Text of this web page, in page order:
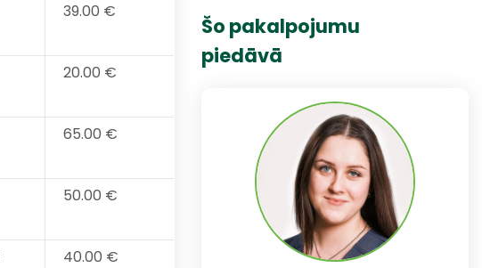
39.00 €
20.00 €
65.00 €
50.00 €
40.00 €
Šo pakalpojumu
piedāvā